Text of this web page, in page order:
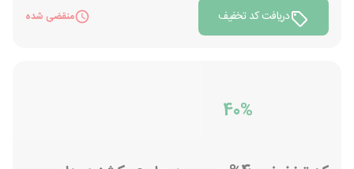
دریافت کد تخفیف منقضی شده
40%